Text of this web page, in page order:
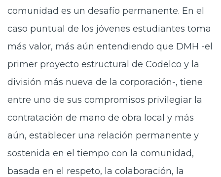
comunidad es un desafío permanente. En el
caso puntual de los jóvenes estudiantes toma
más valor, más aún entendiendo que DMH -el
primer proyecto estructural de Codelco y la
división más nueva de la corporación-, tiene
entre uno de sus compromisos privilegiar la
contratación de mano de obra local y más
aún, establecer una relación permanente y
sostenida en el tiempo con la comunidad,
basada en el respeto, la colaboración, la